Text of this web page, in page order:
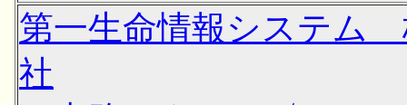
第一生命情報システム
社